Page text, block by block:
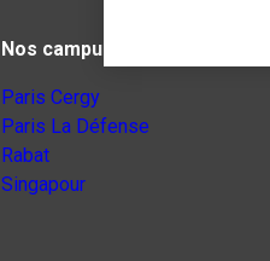
Nos campus
Paris Cergy
Paris La Défense
Rabat
Singapour